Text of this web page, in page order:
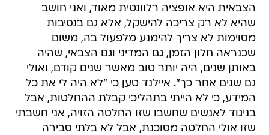
הצבאית היא אופציה רלוונטית מאוד, ואני חושב
שהיא לא רק צריכה להישקל, אלא גם בנסיבות
מסוימות לא צריך להימנע מלפעול בה, משום
שכנראה חלון הזמן, גם המדיני וגם הצבאי, שהיה
באותן שנים, היה יותר טוב מאשר שנים קודם, ואולי
גם שנים אחר כך". איילנד טען כי "לא היה לי את כל
המידע, כי לא הייתי בתהליכי קבלת ההחלטות, אבל
בניגוד לאנשים שחשבו שזו החלטה הזויה, אני חשבתי
שזו אולי החלטה מסוכנת, אבל לא בלתי סבירה